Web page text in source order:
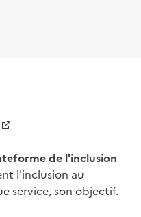
de l'inclusion
l'inclusion au
service, son objectif.